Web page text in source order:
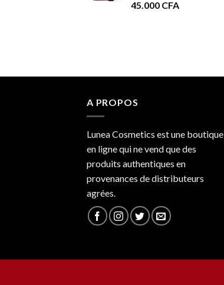
45.000 CFA
A PROPOS
Lunea Cosmetics est une boutique
en ligne qui ne vend que des
produits authentiques en
provenances de distributeurs
agrées.